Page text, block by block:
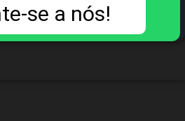
se a nós!